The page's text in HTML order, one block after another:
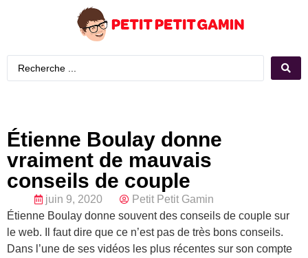
Étienne Boulay donne
vraiment de mauvais
conseils de couple
juin 9, 2020
Petit Petit Gamin
Étienne Boulay donne souvent des conseils de couple sur
le web. Il faut dire que ce n’est pas de très bons conseils.
Dans l’une de ses vidéos les plus récentes sur son compte